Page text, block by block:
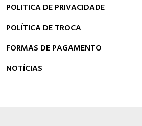
POLITICA DE PRIVACIDADE
POLÍTICA DE TROCA
FORMAS DE PAGAMENTO
NOTÍCIAS